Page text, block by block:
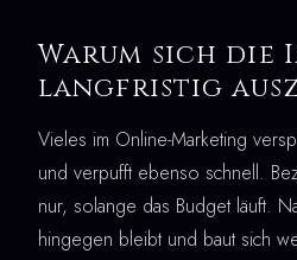
Warum sich
langfristig
Vieles im Online-Marketing
und verpufft ebenso schnell.
nur, solange das Budget läuft.
hingegen bleibt und baut sich